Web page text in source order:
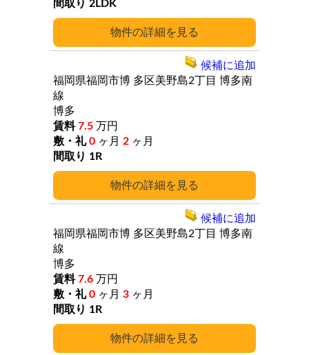
詳細
2LDK
詳細
福岡県福岡市博 多区美野島2丁目 博多南
線
博多
7.5 万円
0 ヶ月 2 ヶ月
1R
候補に追加
詳細
福岡県福岡市博 多区美野島2丁目 博多南
線
博多
7.6 万円
0 ヶ月 3 ヶ月
1R
候補に追加